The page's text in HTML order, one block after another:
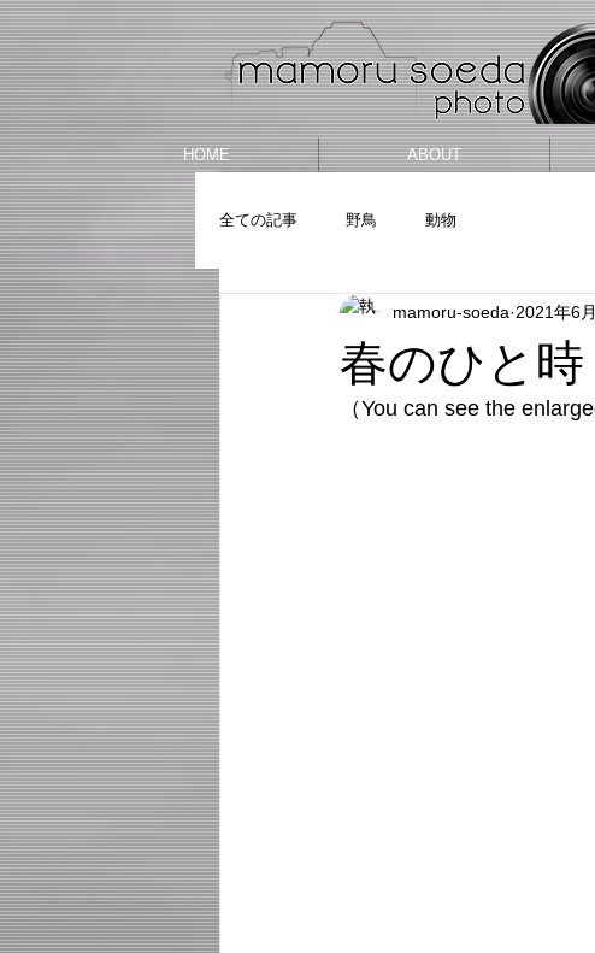
HOME ABOUT
全ての記事 野鳥 動物
春のひと時
mamoru-soeda 2021年6
（You can see the